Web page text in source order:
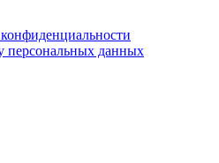
персональных данных